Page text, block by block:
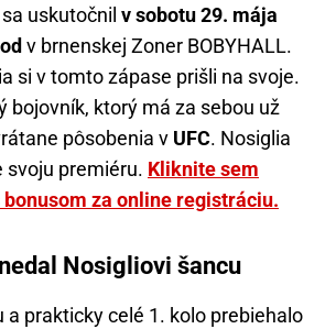
uskutočnil v sobotu 29. mája
v brnenskej Zoner BOBYHALL.
si v tomto zápase prišli na svoje.
bojovník, ktorý má za sebou už
pôsobenia v UFC. Nosiglia
svoju premiéru. Kliknite sem
za online registráciu.
Nosigliovi šancu
a prakticky celé 1. kolo prebiehalo